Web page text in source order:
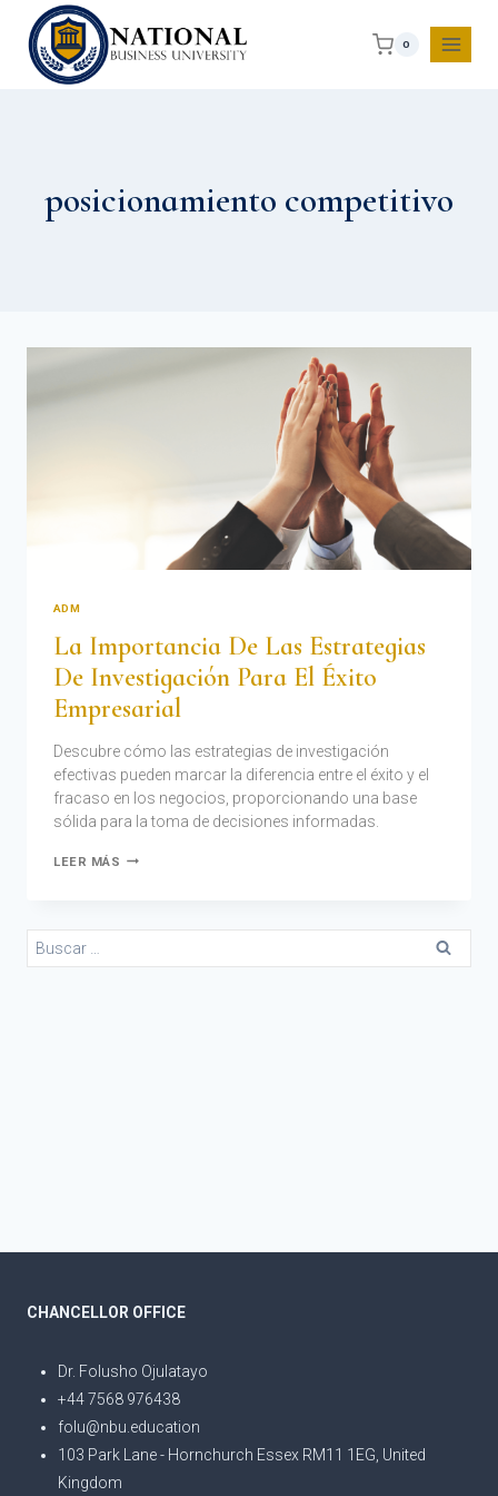
0
posicionamiento competitivo
ADM
La Importancia De Las Estrategias
De Investigación Para El Éxito
Empresarial
Descubre cómo las estrategias de investigación
efectivas pueden marcar la diferencia entre el éxito y el
fracaso en los negocios, proporcionando una base
sólida para la toma de decisiones informadas.
LEER MÁS
CHANCELLOR OFFICE
Dr. Folusho Ojulatayo
+44 7568 976438
folu@nbu.education
103 Park Lane - Hornchurch Essex RM11 1EG, United
Kingdom